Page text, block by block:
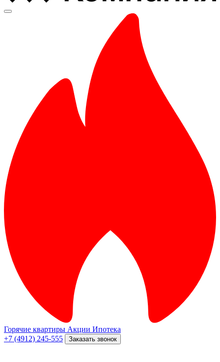
Горячие квартиры Акции Ипотека
+7 (4912) 245-555
Заказать звонок